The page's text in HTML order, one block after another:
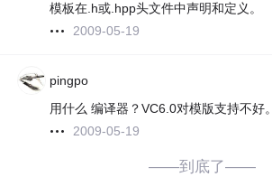
模板在.h或.hpp头文件中声明和定义。
2009-05-19
pingpo
用什么 编译器？VC6.0对模版支持不好。
2009-05-19
——到底了——